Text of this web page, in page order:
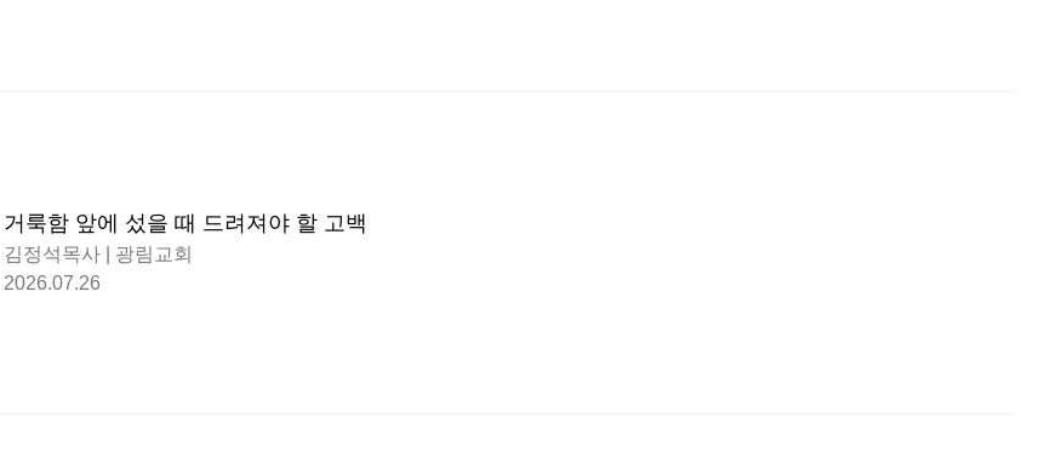
거룩함 앞에 섰을 때 드려져야 할 고백
김정석목사 | 광림교회
2026.07.26